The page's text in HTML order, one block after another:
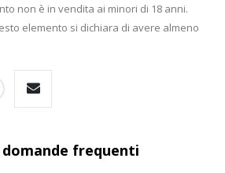
non è in vendita ai minori di 18 anni.
elemento si dichiara di avere almeno
domande frequenti